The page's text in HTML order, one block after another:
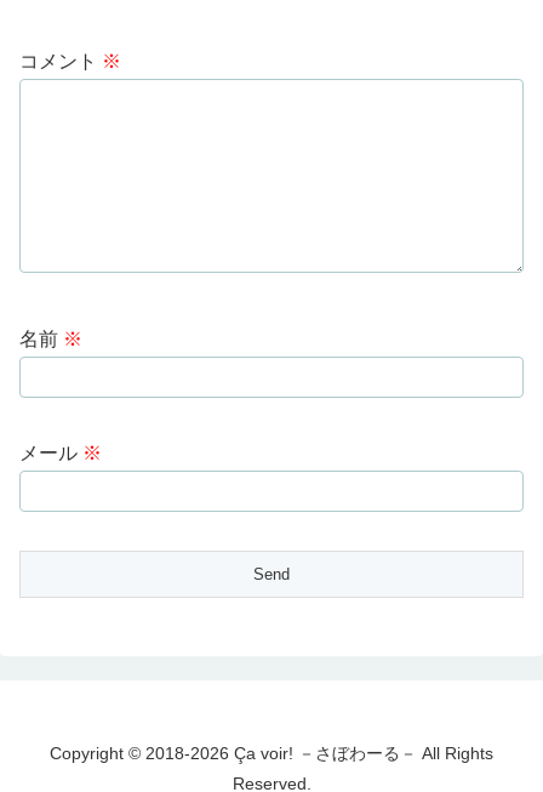
コメント ※
名前 ※
メール ※
Copyright © 2018-2026 Ça voir! －さぼわーる－ All Rights
Reserved.